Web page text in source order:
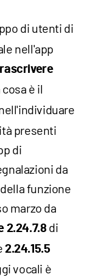
di utenti di
nell'app
è il
presenti
di
da
funzione
marzo da
2.24.7.8 di
2.24.15.5
vocali è